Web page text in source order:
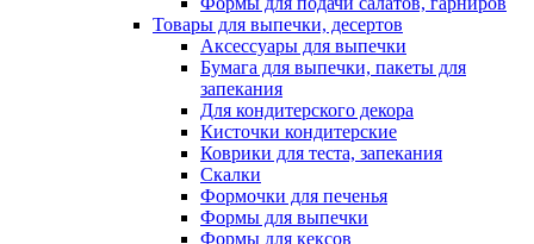
Товары для выпечки, десертов
Аксессуары для выпечки
Бумага для выпечки, пакеты для
запекания
Для кондитерского декора
Кисточки кондитерские
Коврики для теста, запекания
Скалки
Формочки для печенья
Формы для выпечки
Формы для кексов